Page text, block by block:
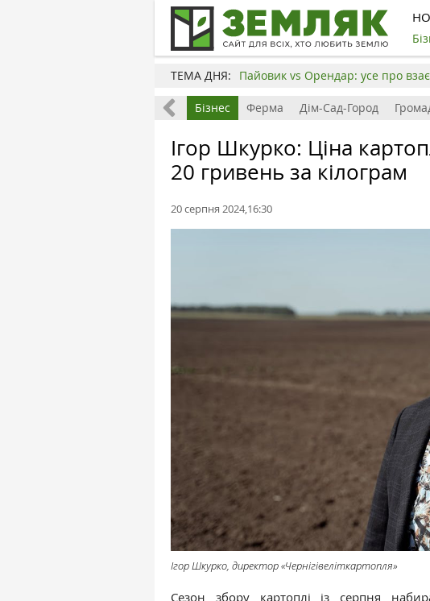
ТЕМА ДНЯ: Пайовик vs Орендар: усе про
Земля Бізнес Ферма Дім-Сад-Город
Ігор Шкурко: Ціна
20 гривень за кілограм
20 серпня 2024,16:30
Ігор Шкурко, директор «Чернігівеліткартопля»
Сезон збору картоплі із серпня